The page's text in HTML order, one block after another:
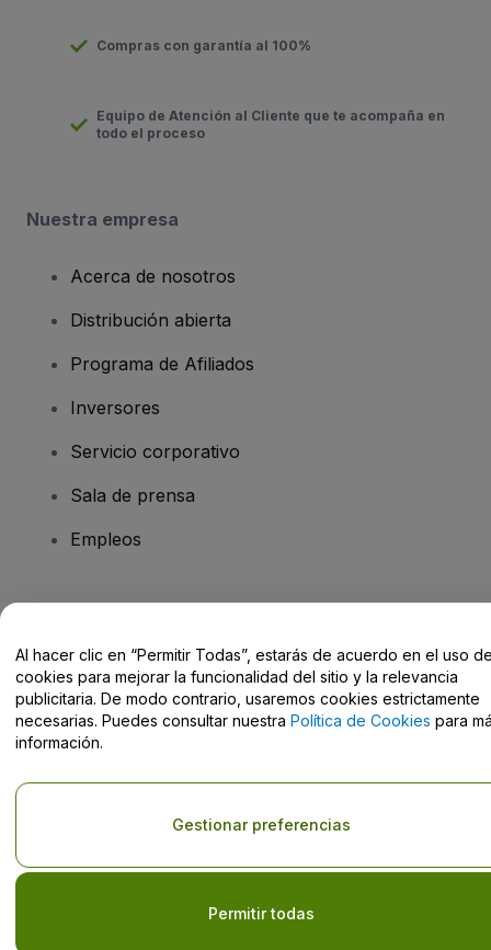
Compras con garantía al 100%
Equipo de Atención al Cliente que te acompaña en
todo el proceso
Nuestra empresa
Acerca de nosotros
Distribución abierta
Programa de Afiliados
Inversores
Servicio corporativo
Sala de prensa
Empleos
Centro de Ayuda / Contacto
El uso de este sitio web constituye la aceptación de los
Política de Privacidad, de laPolítica de Cookies
No compartir mi información personal ni tus opciones de
Al hacer clic en “Permitir Todas”, estarás de acuerdo en el uso
cookies para mejorar la funcionalidad del sitio y la relevancia
publicitaria. De modo contrario, usaremos cookies estrictamente
necesarias. Puedes consultar nuestra Política de Cookies para
información.
Permitir todas
Gestionar preferencias